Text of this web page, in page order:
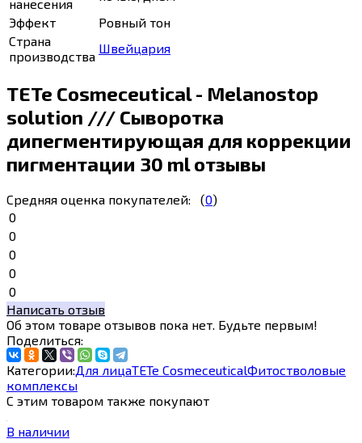
нанесения
Эффект
Ровный тон
Страна
производства
Швейцария
TETe Cosmeceutical - Melanostop
solution /// Сыворотка
дипегментирующая для коррекции
пигментации 30 ml отзывы
Средняя оценка покупателей: (0)
0
0
0
0
0
Написать отзыв
Об этом товаре отзывов пока нет. Будьте первым!
Поделиться:
Категории:Для лицаTETe CosmeceuticalФитостволовые
комплексы
С этим товаром также покупают
В наличии